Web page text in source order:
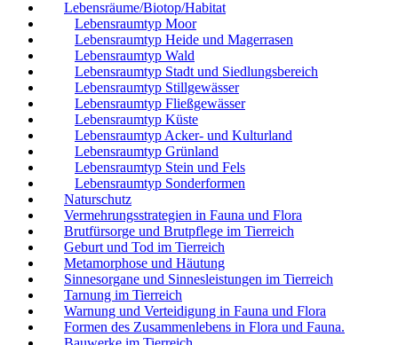
Lebensräume/Biotop/Habitat
Lebensraumtyp Moor
Lebensraumtyp Heide und Magerrasen
Lebensraumtyp Wald
Lebensraumtyp Stadt und Siedlungsbereich
Lebensraumtyp Stillgewässer
Lebensraumtyp Fließgewässer
Lebensraumtyp Küste
Lebensraumtyp Acker- und Kulturland
Lebensraumtyp Grünland
Lebensraumtyp Stein und Fels
Lebensraumtyp Sonderformen
Naturschutz
Vermehrungsstrategien in Fauna und Flora
Brutfürsorge und Brutpflege im Tierreich
Geburt und Tod im Tierreich
Metamorphose und Häutung
Sinnesorgane und Sinnesleistungen im Tierreich
Tarnung im Tierreich
Warnung und Verteidigung in Fauna und Flora
Formen des Zusammenlebens in Flora und Fauna.